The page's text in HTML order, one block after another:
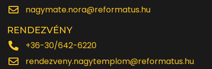
nagymate.nora@reformatus.hu
RENDEZVÉNY
+36-30/642-6220
rendezveny.nagytemplom@reformatus.hu